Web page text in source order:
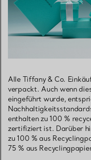
Alle Tiffany & Co.
verpackt. Auch wenn
eingeführt wurde,
enthalten zu 100 %
zertifiziert ist. Darüber
zu 100 % aus
75 % aus